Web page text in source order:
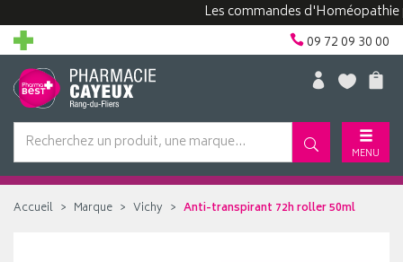
Les commandes d'Homéopathie
09 72 09 30 00
MENU
Accueil Marque Vichy Anti-transpirant 72h roller 50ml